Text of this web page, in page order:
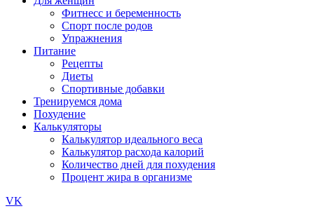
Фитнесс и беременность
Спорт после родов
Упражнения
Питание
Рецепты
Диеты
Спортивные добавки
Тренируемся дома
Похудение
Калькуляторы
Калькулятор идеального веса
Калькулятор расхода калорий
Количество дней для похудения
Процент жира в организме
VK